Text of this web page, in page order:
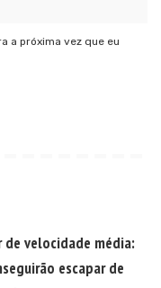
a próxima vez que eu
de velocidade média:
escapar de